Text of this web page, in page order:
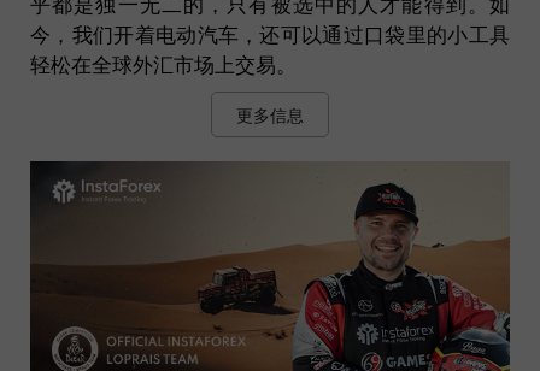
今，我们开着电动汽车，还可以通过口袋里的小工具
轻松在全球外汇市场上交易。
更多信息